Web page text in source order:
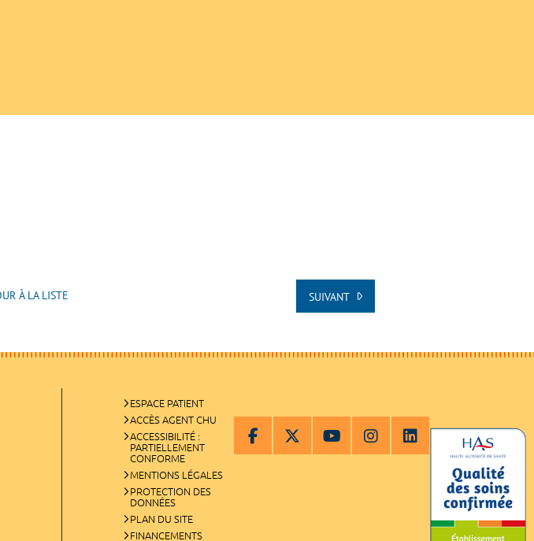
À LA LISTE SUIVANT
ESPACE PATIENT
ACCÈS AGENT CHU
ACCESSIBILITÉ :
PARTIELLEMENT
CONFORME
MENTIONS LÉGALES
PROTECTION DES
DONNÉES
PLAN DU SITE
FINANCEMENTS